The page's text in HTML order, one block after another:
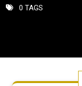
0 TAGS